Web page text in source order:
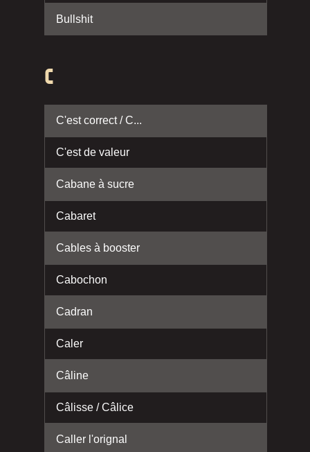
Bullshit
C
C'est correct / C...
C'est de valeur
Cabane à sucre
Cabaret
Cables à booster
Cabochon
Cadran
Caler
Câline
Câlisse / Câlice
Caller l'orignal